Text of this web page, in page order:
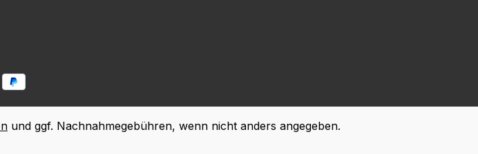
und ggf. Nachnahmegebühren, wenn nicht anders angegeben.